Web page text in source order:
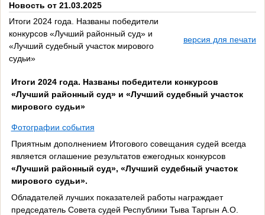
Новость от 21.03.2025
Итоги 2024 года. Названы победители
конкурсов «Лучший районный суд» и
«Лучший судебный участок мирового
судьи»
версия для печати
Итоги 2024 года. Названы победители конкурсов
«Лучший районный суд» и «Лучший судебный участок
мирового судьи»
Фотографии события
Приятным дополнением Итогового совещания судей всегда
является оглашение результатов ежегодных конкурсов
«Лучший районный суд», «Лучший судебный участок
мирового судьи».
Обладателей лучших показателей работы награждает
председатель Совета судей Республики Тыва Таргын А.О.